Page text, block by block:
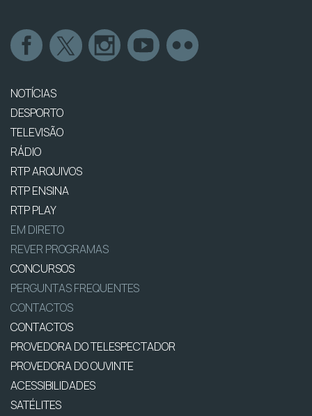
NOTÍCIAS
DESPORTO
TELEVISÃO
RÁDIO
RTP ARQUIVOS
RTP ENSINA
RTP PLAY
EM DIRETO
REVER PROGRAMAS
CONCURSOS
PERGUNTAS FREQUENTES
CONTACTOS
CONTACTOS
PROVEDORA DO TELESPECTADOR
PROVEDORA DO OUVINTE
ACESSIBILIDADES
SATÉLITES